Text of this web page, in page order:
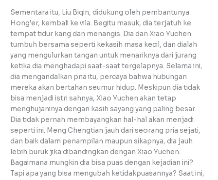
Sementara itu, Liu Biqin, didukung oleh pembantunya
Hong’er, kembali ke vila. Begitu masuk, dia terjatuh ke
tempat tidur kang dan menangis. Dia dan Xiao Yuchen
tumbuh bersama seperti kekasih masa kecil, dan dialah
yang mengulurkan tangan untuk menariknya dari jurang
ketika dia menghadapi saat-saat tergelapnya. Selama ini,
dia mengandalkan pria itu, percaya bahwa hubungan
mereka akan bertahan seumur hidup. Meskipun dia tidak
bisa menjadi istri sahnya, Xiao Yuchen akan tetap
menghujaninya dengan kasih sayang yang paling besar.
Dia tidak pernah membayangkan hal-hal akan menjadi
seperti ini. Meng Chengtian jauh dari seorang pria sejati,
dan baik dalam penampilan maupun sikapnya, dia jauh
lebih buruk jika dibandingkan dengan Xiao Yuchen.
Bagaimana mungkin dia bisa puas dengan kejadian ini?
Tapi apa yang bisa mengubah ketidakpuasannya? Saat ini,